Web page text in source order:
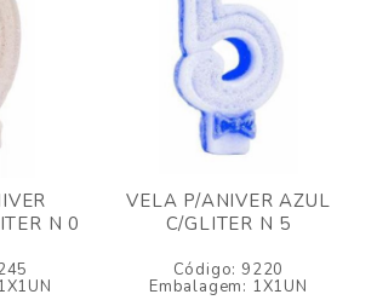
N 0
VELA P/ANIVER AZUL
C/GLITER N 5
Código: 9220
Embalagem: 1X1UN